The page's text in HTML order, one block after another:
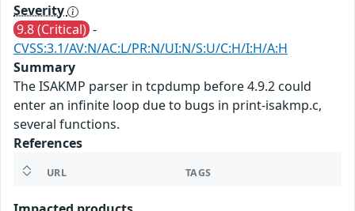
Severity
9.8 (Critical) -
CVSS:3.1/AV:N/AC:L/PR:N/UI:N/S:U/C:H/I:H/A:H
Summary
The ISAKMP parser in tcpdump before 4.9.2 could
enter an infinite loop due to bugs in print-isakmp.c,
several functions.
References
URL TAGS